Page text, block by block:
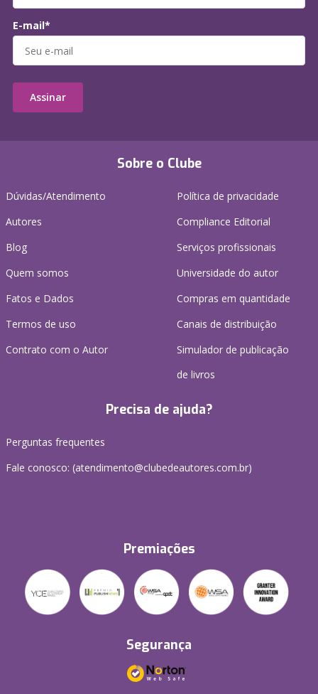
Sobre o Clube
Dúvidas/Atendimento
Autores
Blog
Quem somos
Fatos e Dados
Termos de uso
Contrato com o Autor
Política de privacidade
Compliance Editorial
Serviços profissionais
Universidade do autor
Compras em quantidade
Canais de distribuição
Simulador de publicação
de livros
Precisa de ajuda?
Perguntas frequentes
Fale conosco: (atendimento@clubedeautores.com.br)
Premiações
Segurança
E-mail*
Assinar